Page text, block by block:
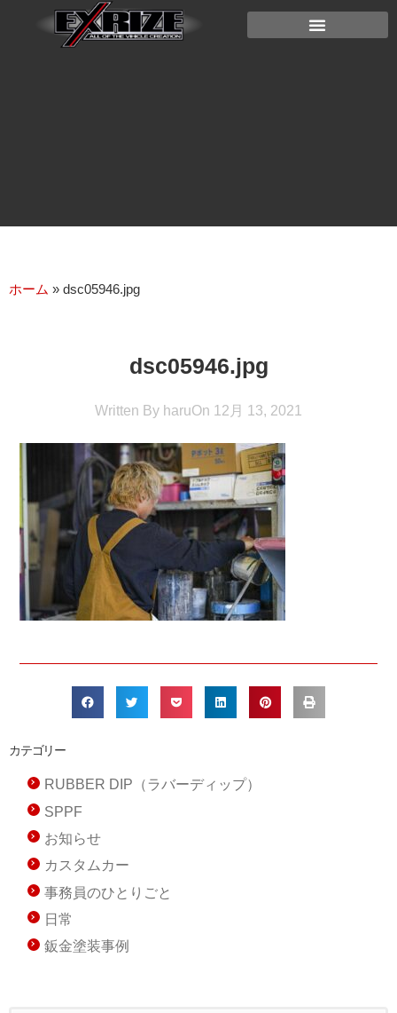
ホーム » dsc05946.jpg
dsc05946.jpg
Written By haruOn 12月 13, 2021
カテゴリー
RUBBER DIP（ラバーディップ）
SPPF
お知らせ
カスタムカー
事務員のひとりごと
日常
鈑金塗装事例